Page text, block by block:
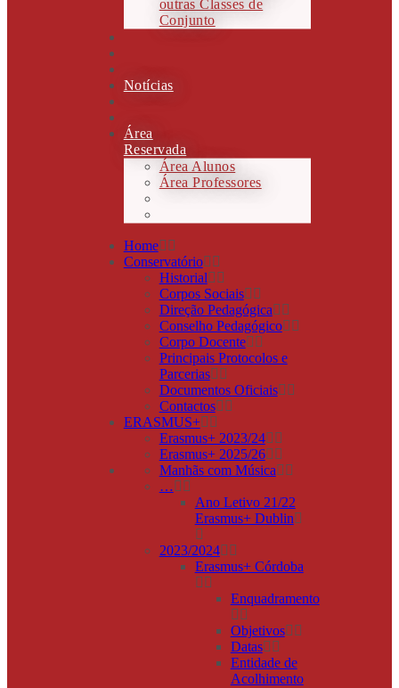
outras Classes de
Conjunto
Notícias
Área
Reservada
Área Alunos
Área Professores
Home
Conservatório
Historial
Corpos Sociais
Direção Pedagógica
Conselho Pedagógico
Corpo Docente
Principais Protocolos e
Parcerias
Documentos Oficiais
Contactos
ERASMUS+
Erasmus+ 2023/24
Erasmus+ 2025/26
Manhãs com Música
…
Ano Letivo 21/22
Erasmus+ Dublin
2023/2024
Erasmus+ Córdoba
Enquadramento
Objetivos
Datas
Entidade de
Acolhimento